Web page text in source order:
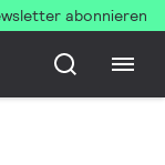
abonnieren